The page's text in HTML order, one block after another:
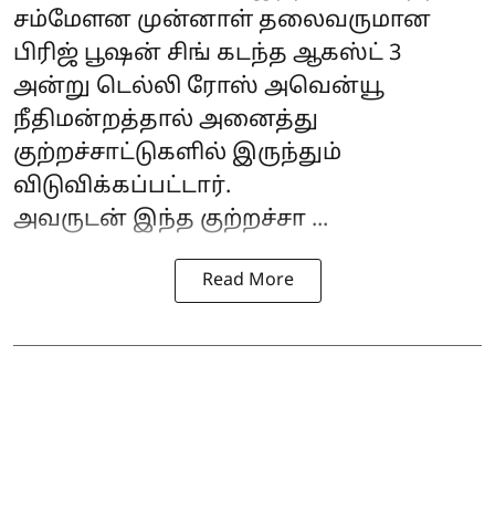
சம்மேளன முன்னாள் தலைவருமான
பிரிஜ் பூஷன் சிங் கடந்த ஆகஸ்ட் 3
அன்று டெல்லி ரோஸ் அவென்யூ
நீதிமன்றத்தால் அனைத்து
குற்றச்சாட்டுகளில் இருந்தும்
விடுவிக்கப்பட்டார்.
அவருடன் இந்த குற்றச்சா ...
Read More